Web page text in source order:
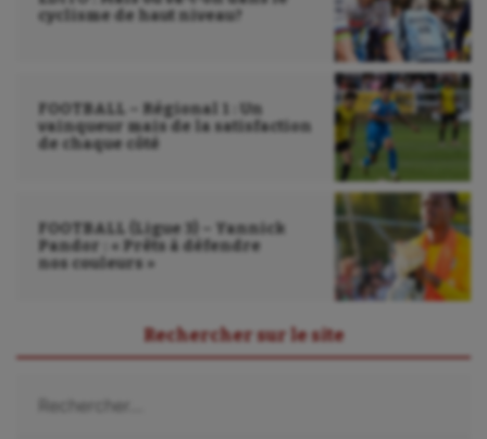
Sport-entreprise
Tir à l'arc
Ultimate frisbee
cyclisme de haut niveau?
FOOTBALL – Régional 1 : Un
vainqueur mais de la satisfaction
de chaque côté
FOOTBALL (Ligue 3) – Yannick
Pandor : « Prêts à défendre
nos couleurs »
Rechercher sur le site